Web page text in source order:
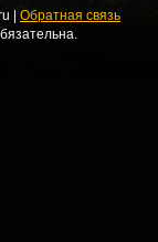
| Обратная связь